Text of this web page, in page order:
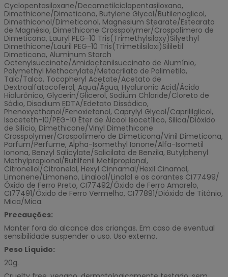
Cyclopentasiloxane/Decametilciclopentasiloxano,
Dimethicone/Dimeticona, Butylene Glycol/Butilenoglicol,
Dimethiconol/Dimeticonol, Magnesium Stearate/Estearato
de Magnésio, Dimethicone Crosspolymer/Crospolímero de
Dimeticona, Lauryl PEG-10 Tris(Trimethylsiloxy)Silyethyl
Dimethicone/Lauril PEG-10 Tris(Trimetilsiloxi)Sililetil
Dimeticona, Aluminum Starch
Octenylsuccinate/Amidoctenilsuccinato de Alumínio,
Polymethyl Methacrylate/Metacrilato de Polimetila,
Talc/Talco, Tocopheryl Acetate/Acetato de
Dextroalfatocoferol, Aqua/Água, Hyaluronic Acid/Ácido
Hialurônico, Glycerin/Glicerol, Sodium Chloride/Cloreto de
Sódio, Disodium EDTA/Edetato Dissódico,
Phenoxyethanol/Fenoxietanol, Caprylyl Glycol/Caprililglicol,
Isoceteth-10/PEG-10 Éter de Álcool Isocetílico, Silica/Dióxido
de Silício, Dimethicone/Vinyl Dimethicone
Crosspolymer/Crospolímero de Dimeticona/Vinil Dimeticona,
Parfum/Perfume, Alpha-Isomethyl Ionone/Alfa-Isometil
Ionona, Benzyl Salicylate/Salicilato de Benzila, Butylphenyl
Methylpropional/Butilfenil Metilpropional,
Citronellol/Citronelol, Hexyl Cinnamal/Hexil Cinamal,
Limonene/Limoneno, Linalool/Linalol e os corantes CI77499/
Óxido de Ferro Preto, CI77492/Óxido de Ferro Amarelo,
CI77491/Óxido de Ferro Vermelho, CI77891/Dióxido de Titânio,
Mica/Mica.
Precauções:
Manter fora do alcance das crianças. Em caso de eventual
sensibilidade suspender o uso. Uso externo.
Peso Líquido:
20g.